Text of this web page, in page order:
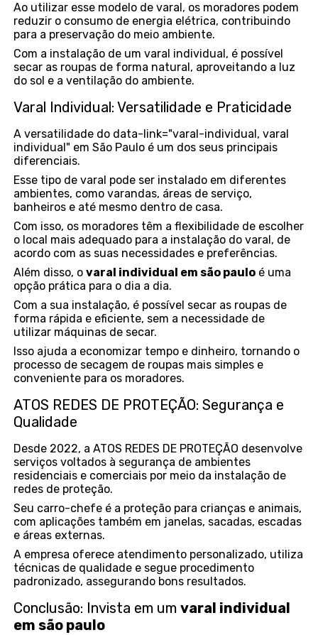
Ao utilizar esse modelo de varal, os moradores podem
reduzir o consumo de energia elétrica, contribuindo
para a preservação do meio ambiente.
Com a instalação de um varal individual, é possível
secar as roupas de forma natural, aproveitando a luz
do sol e a ventilação do ambiente.
Varal Individual: Versatilidade e Praticidade
A versatilidade do data-link="varal-individual, varal
individual" em São Paulo é um dos seus principais
diferenciais.
Esse tipo de varal pode ser instalado em diferentes
ambientes, como varandas, áreas de serviço,
banheiros e até mesmo dentro de casa.
Com isso, os moradores têm a flexibilidade de escolher
o local mais adequado para a instalação do varal, de
acordo com as suas necessidades e preferências.
Além disso, ovaral individual em são paulo é uma
opção prática para o dia a dia.
Com a sua instalação, é possível secar as roupas de
forma rápida e eficiente, sem a necessidade de
utilizar máquinas de secar.
Isso ajuda a economizar tempo e dinheiro, tornando o
processo de secagem de roupas mais simples e
conveniente para os moradores.
ATOS REDES DE PROTEÇÃO: Segurança e
Qualidade
Desde 2022, a ATOS REDES DE PROTEÇÃO desenvolve
serviços voltados à segurança de ambientes
residenciais e comerciais por meio da instalação de
redes de proteção.
Seu carro-chefe é a proteção para crianças e animais,
com aplicações também em janelas, sacadas, escadas
e áreas externas.
A empresa oferece atendimento personalizado, utiliza
técnicas de qualidade e segue procedimento
padronizado, assegurando bons resultados.
Conclusão: Invista em umvaral individual
em são paulo